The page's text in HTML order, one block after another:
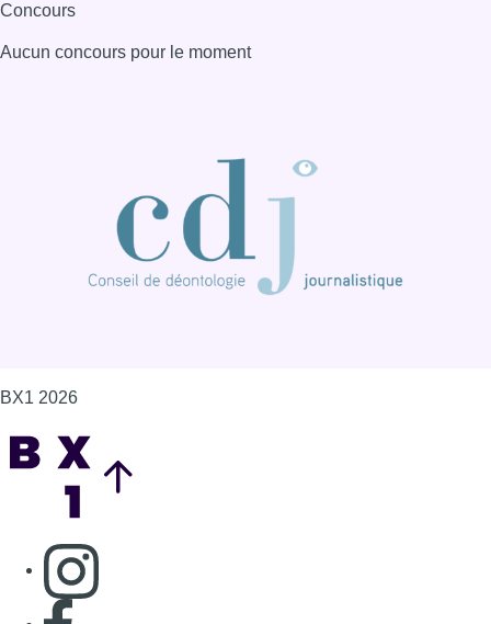
Concours
Aucun concours pour le moment
BX1 2026
Consulter page Instagram
Consulter page Facebook